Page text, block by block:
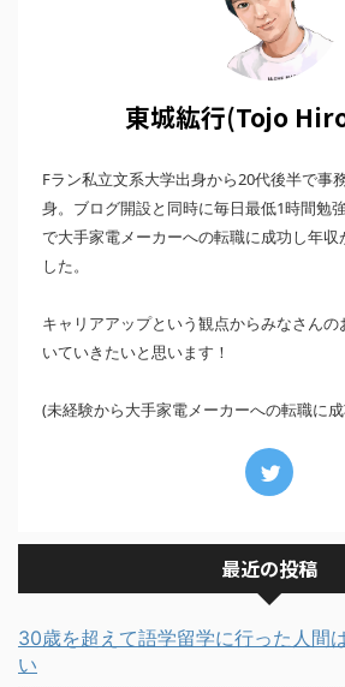
東城紘行(Tojo
Fラン私立文系大学出身から20代後半で
身。ブログ開設と同時に毎日最低1時間勉
で大手家電メーカーへの転職に成功し年収
した。
キャリアアップという観点からみなさん
いていきたいと思います！
(未経験から大手家電メーカーへの転職に
最近の投稿
30歳を超えて語学留学に行った人間
い